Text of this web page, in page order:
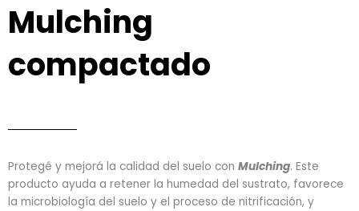
Mulching
compactado
Protegé y mejorá la calidad del suelo con Mulching. Este
producto ayuda a retener la humedad del sustrato, favorece
la microbiología del suelo y el proceso de nitrificación, y